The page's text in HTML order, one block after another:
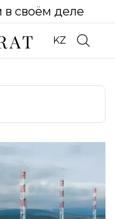
в своём деле
KZ